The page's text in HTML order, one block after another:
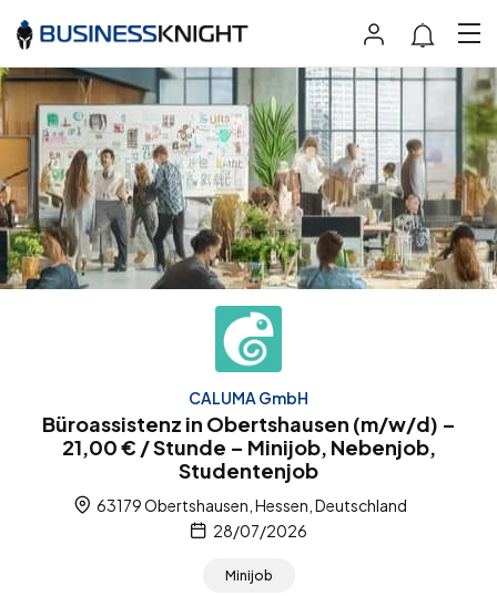
CALUMA GmbH
Büroassistenz in Obertshausen (m/w/d) –
21,00 € / Stunde – Minijob, Nebenjob,
Studentenjob
63179 Obertshausen, Hessen, Deutschland
28/07/2026
Minijob